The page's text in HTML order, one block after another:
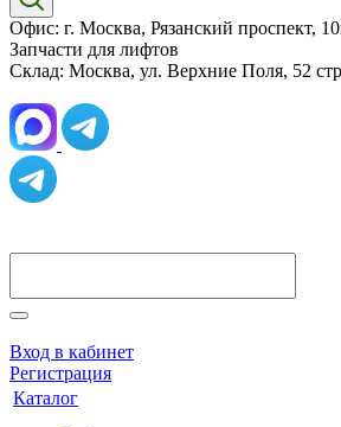
Офис: г. Москва, Рязанский проспект,
Запчасти для лифтов
Склад: Москва, ул. Верхние Поля, 52
Вход в кабинет
Регистрация
Каталог